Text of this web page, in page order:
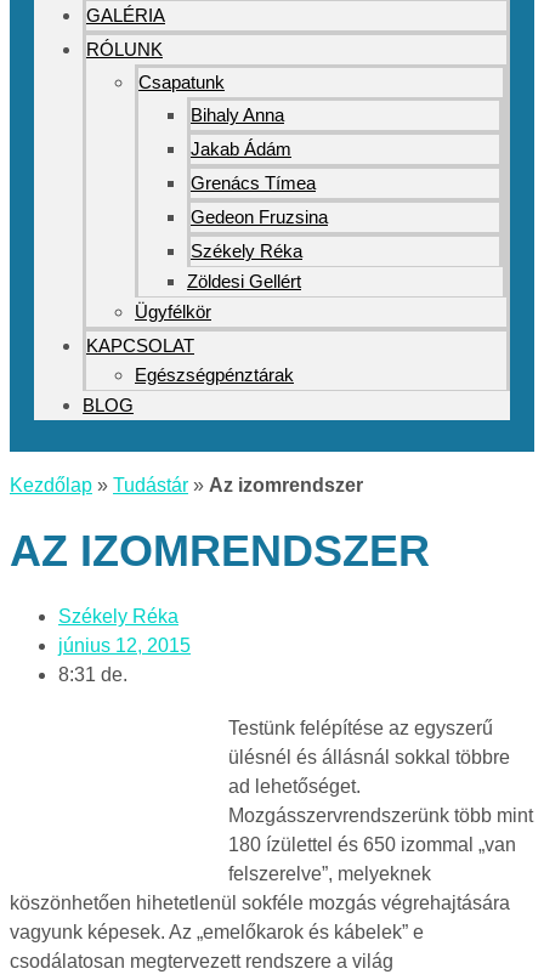
GALÉRIA
RÓLUNK
Csapatunk
Bihaly Anna
Jakab Ádám
Grenács Tímea
Gedeon Fruzsina
Székely Réka
Zöldesi Gellért
Ügyfélkör
KAPCSOLAT
Egészségpénztárak
BLOG
Kezdőlap » Tudástár » Az izomrendszer
AZ IZOMRENDSZER
Székely Réka
június 12, 2015
8:31 de.
Testünk felépítése az egyszerű
ülésnél és állásnál sokkal többre
ad lehetőséget.
Mozgásszervrendszerünk több mint
180 ízülettel és 650 izommal „van
felszerelve”, melyeknek
köszönhetően hihetetlenül sokféle mozgás végrehajtására
vagyunk képesek. Az „emelőkarok és kábelek” e
csodálatosan megtervezett rendszere a világ